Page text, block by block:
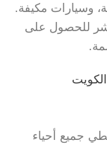
وسيارات مكيفة.
للحصول على
جميع أحياء